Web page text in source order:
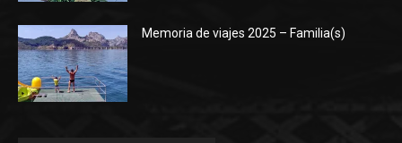
Memoria de viajes 2025 – Familia(s)